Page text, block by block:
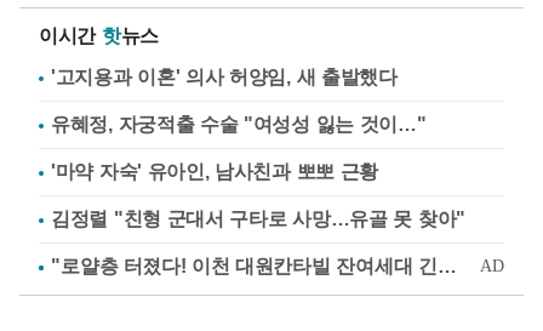
이시간 핫뉴스
'고지용과 이혼' 의사 허양임, 새 출발했다
유혜정, 자궁적출 수술 "여성성 잃는 것이…"
'마약 자숙' 유아인, 남사친과 뽀뽀 근황
김정렬 "친형 군대서 구타로 사망…유골 못 찾아"